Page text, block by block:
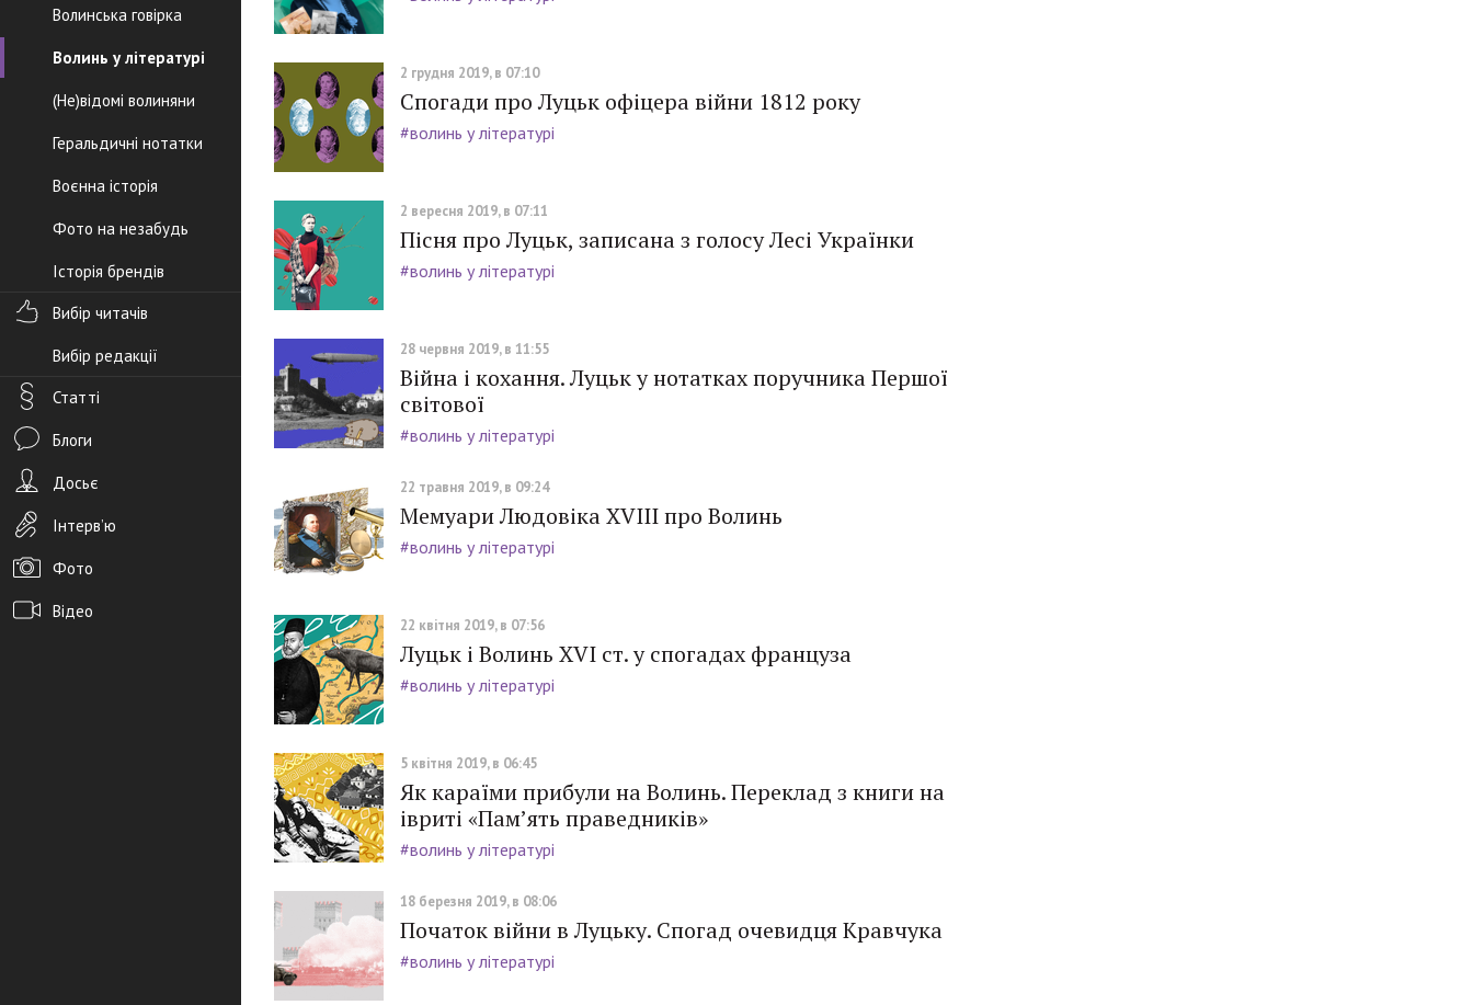
Волинська говірка
Волинь у літературі
(Не)відомі волиняни
Геральдичні нотатки
Воєнна історія
Фото на незабудь
Історія брендів
Вибір читачів
Вибір редакції
Статті
Блоги
Досьє
Інтерв’ю
Фото
Відео
2 грудня 2019, в 07:10
Спогади про Луцьк офіцера війни 1812 року
#волинь у літературі
2 вересня 2019, в 07:11
Пісня про Луцьк, записана з голосу Лесі Українки
#волинь у літературі
28 червня 2019, в 11:55
Війна і кохання. Луцьк у нотатках поручника Першої
світової
#волинь у літературі
22 травня 2019, в 09:24
Мемуари Людовіка XVIII про Волинь
#волинь у літературі
22 квітня 2019, в 07:56
Луцьк і Волинь XVI ст. у спогадах француза
#волинь у літературі
5 квітня 2019, в 06:45
Як караїми прибули на Волинь. Переклад з книги на
івриті «Пам’ять праведників»
#волинь у літературі
18 березня 2019, в 08:06
Початок війни в Луцьку. Спогад очевидця Кравчука
#волинь у літературі